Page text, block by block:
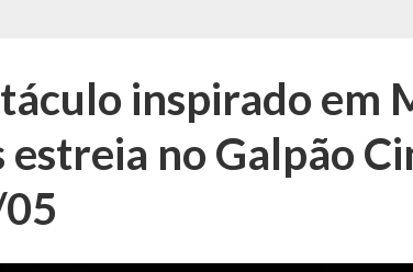
inspirado em
estreia no Galpão